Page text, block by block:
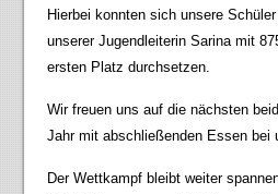
Hierbei konnten sich unsere
unserer Jugendleiterin Sarina mit
ersten Platz durchsetzen.
Wir freuen uns auf die nächsten
Jahr mit abschließenden Essen bei
Der Wettkampf bleibt weiter